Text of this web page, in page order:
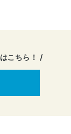
こちら！ /